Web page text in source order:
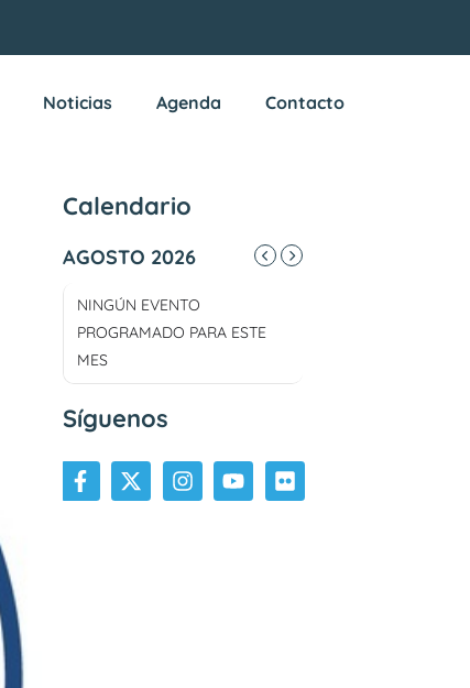
Noticias Agenda Contacto
Calendario
AGOSTO 2026
NINGÚN EVENTO
PROGRAMADO PARA ESTE
MES
Síguenos